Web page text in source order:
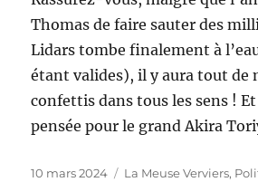
Thomas de faire sauter des
Lidars tombe finalement à
étant valides), il y aura tout de
confettis dans tous les sens !
pensée pour le grand Akira
Publié
10 mars 2024 Catégories
La Meuse Verviers,